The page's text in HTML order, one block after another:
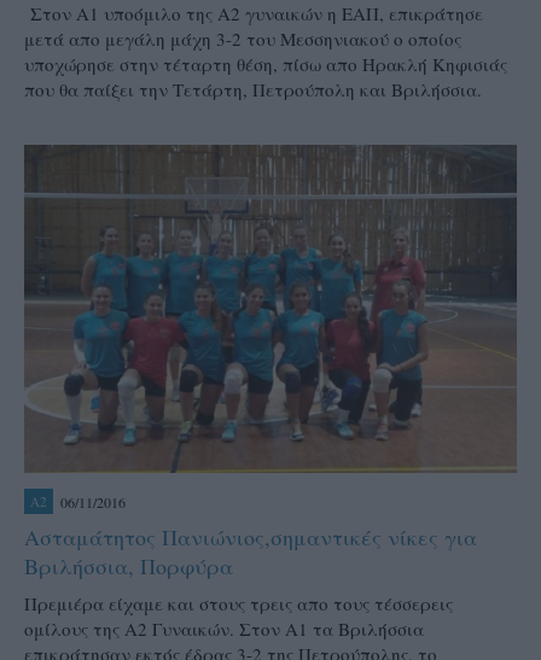
Στον Α1 υποόμιλο της Α2 γυναικών η ΕΑΠ, επικράτησε
μετά απο μεγάλη μάχη 3-2 του Μεσσηνιακού ο οποίος
υποχώρησε στην τέταρτη θέση, πίσω απο Ηρακλή Κηφισιάς
που θα παίξει την Τετάρτη, Πετρούπολη και Βριλήσσια.
A2 06/11/2016
Ασταμάτητος Πανιώνιος,σημαντικές νίκες για
Βριλήσσια, Πορφύρα
Πρεμιέρα είχαμε και στους τρεις απο τους τέσσερεις
ομίλους της Α2 Γυναικών. Στον Α1 τα Βριλήσσια
επικράτησαν εκτός έδρας 3-2 της Πετρούπολης, το